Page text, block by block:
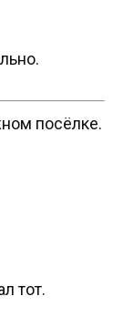
посёлке.
тот.